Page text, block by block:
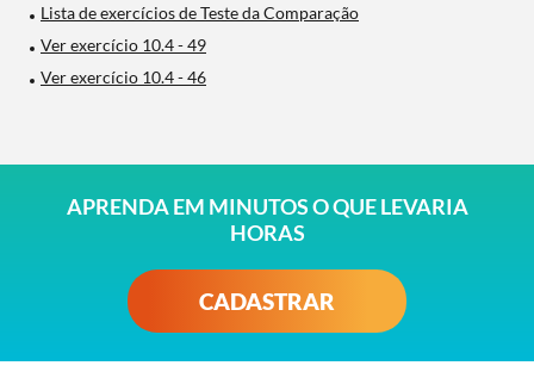
Lista de exercícios de Teste da Comparação
Ver exercício 10.4 - 49
Ver exercício 10.4 - 46
APRENDA EM MINUTOS O QUE LEVARIA
HORAS
CADASTRAR